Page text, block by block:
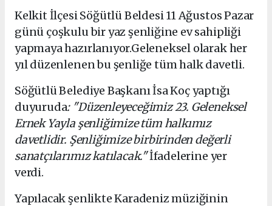
Kelkit İlçesi Söğütlü Beldesi 11 Ağustos Pazar
günü çoşkulu bir yaz şenliğine ev sahipliği
yapmaya hazırlanıyor.Geleneksel olarak her
yıl düzenlenen bu şenliğe tüm halk davetli.
Söğütlü Belediye Başkanı İsa Koç yaptığı
duyuruda: "Düzenleyeceğimiz 23. Geleneksel
Ernek Yayla şenliğimize tüm halkımız
davetlidir. Şenliğimize birbirinden değerli
sanatçılarımız katılacak."İfadelerine yer
verdi.
Yapılacak şenlikte Karadeniz müziğinin